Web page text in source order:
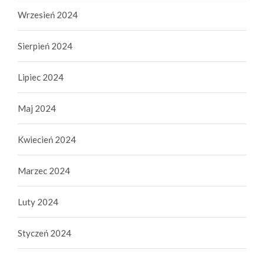
Wrzesień 2024
Sierpień 2024
Lipiec 2024
Maj 2024
Kwiecień 2024
Marzec 2024
Luty 2024
Styczeń 2024